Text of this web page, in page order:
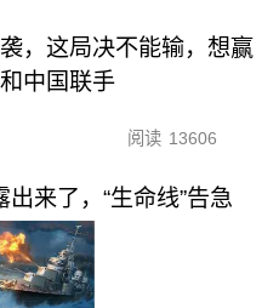
，这局决不能输，想赢
中国联手
阅读 13606
来了，“生命线”告急